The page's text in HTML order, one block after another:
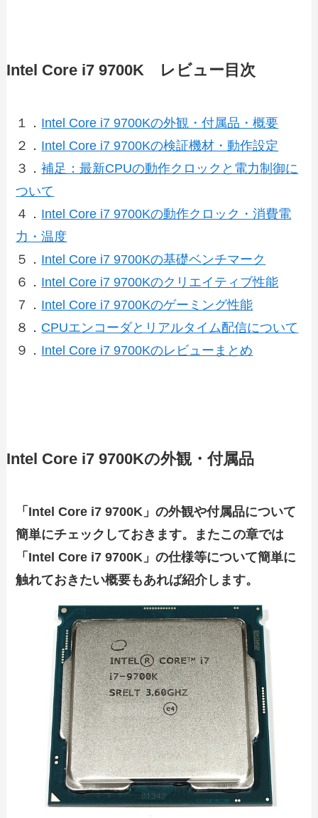
Intel Core i7 9700K レビュー目次
１． Intel Core i7 9700Kの外観・付属品・概要
２． Intel Core i7 9700Kの検証機材・動作設定
３．補足：最新CPUの動作クロックと電力制御に
ついて
４． Intel Core i7 9700Kの動作クロック・消費電
力・温度
５． Intel Core i7 9700Kの基礎ベンチマーク
６． Intel Core i7 9700Kのクリエイティブ性能
７． Intel Core i7 9700Kのゲーミング性能
８． CPUエンコーダとリアルタイム配信について
９． Intel Core i7 9700Kのレビューまとめ
Intel Core i7 9700Kの外観・付属品
「Intel Core i7 9700K」の外観や付属品について
簡単にチェックしておきます。またこの章では
「Intel Core i7 9700K」の仕様等について簡単に
触れておきたい概要もあれば紹介します。